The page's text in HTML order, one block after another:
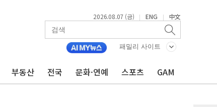
2026.08.07 (금) | ENG | 中文
패밀리 사이트
부동산 전국 문화·연예 스포츠 GAM
과도한 세금 부당"…소득세법 개정안 발의 예고